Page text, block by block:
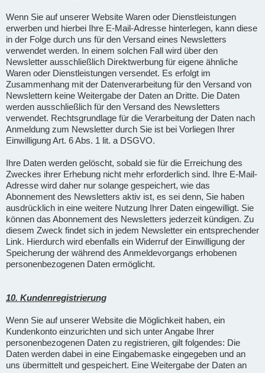
Wenn Sie auf unserer Website Waren oder Dienstleistungen
erwerben und hierbei Ihre E-Mail-Adresse hinterlegen, kann diese
in der Folge durch uns für den Versand eines Newsletters
verwendet werden. In einem solchen Fall wird über den
Newsletter ausschließlich Direktwerbung für eigene ähnliche
Waren oder Dienstleistungen versendet. Es erfolgt im
Zusammenhang mit der Datenverarbeitung für den Versand von
Newslettern keine Weitergabe der Daten an Dritte. Die Daten
werden ausschließlich für den Versand des Newsletters
verwendet. Rechtsgrundlage für die Verarbeitung der Daten nach
Anmeldung zum Newsletter durch Sie ist bei Vorliegen Ihrer
Einwilligung Art. 6 Abs. 1 lit. a DSGVO.
Ihre Daten werden gelöscht, sobald sie für die Erreichung des
Zweckes ihrer Erhebung nicht mehr erforderlich sind. Ihre E-Mail-
Adresse wird daher nur solange gespeichert, wie das
Abonnement des Newsletters aktiv ist, es sei denn, Sie haben
ausdrücklich in eine weitere Nutzung Ihrer Daten eingewilligt. Sie
können das Abonnement des Newsletters jederzeit kündigen. Zu
diesem Zweck findet sich in jedem Newsletter ein entsprechender
Link. Hierdurch wird ebenfalls ein Widerruf der Einwilligung der
Speicherung der während des Anmeldevorgangs erhobenen
personenbezogenen Daten ermöglicht.
10. Kundenregistrierung
Wenn Sie auf unserer Website die Möglichkeit haben, ein
Kundenkonto einzurichten und sich unter Angabe Ihrer
personenbezogenen Daten zu registrieren, gilt folgendes: Die
Daten werden dabei in eine Eingabemaske eingegeben und an
uns übermittelt und gespeichert. Eine Weitergabe der Daten an